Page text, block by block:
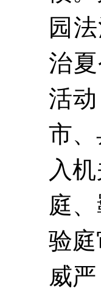
园
治夏
活动
市
入
庭
验
威严